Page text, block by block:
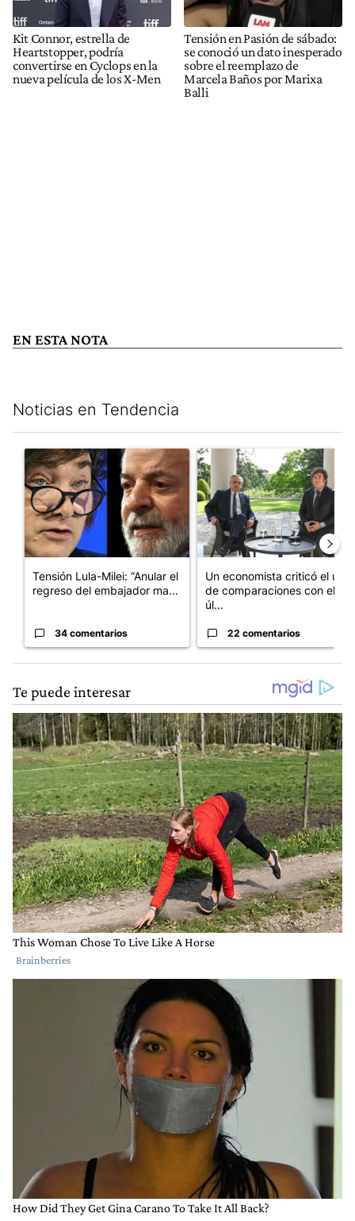
Kit Connor, estrella de
Heartstopper, podría
convertirse en Cyclops en la
nueva película de los X-Men
Tensión en Pasión de sábado:
se conoció un dato inesperado
sobre el reemplazo de
Marcela Baños por Marixa
Balli
EN ESTA NOTA
Noticias en Tendencia
Un artículo de tendencia con el título "Tensión Lula-Milei:
Tensión Lula-Milei: “Anular el
regreso del embajador ma...
34 comentarios
Un artículo de tendencia con
Un economista criticó el uso
de comparaciones con el
úl...
22 comentarios